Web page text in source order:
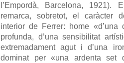
l’Empordà, Barcelona, 1921).
remarca, sobretot, el caràcter
interior de Ferrer: home «d’una
profunda, d’una sensibilitat
extremadament agut i d’una
dominat per «una ardenta set